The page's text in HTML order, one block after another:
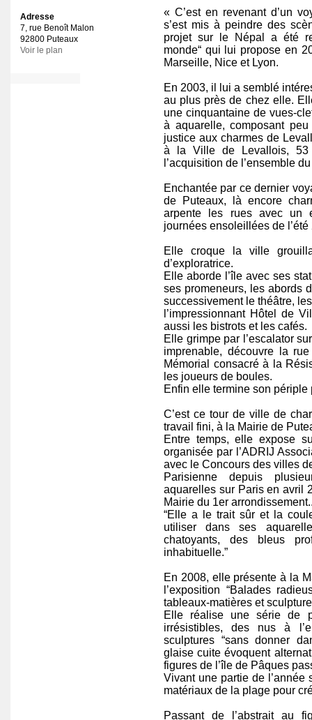
Adresse
7, rue Benoît Malon
92800 Puteaux
Voir le plan
« C’est en revenant d’un
s’est mis à peindre des
projet sur le Népal a été
monde“ qui lui propose en
Marseille, Nice et Lyon.
En 2003, il lui a semblé
au plus près de chez elle.
une cinquantaine de vues-
à aquarelle, composant
justice aux charmes de
à la Ville de Levallois, 53
l’acquisition de l’ensemble
Enchantée par ce dernier
de Puteaux, là encore
arpente les rues avec un
journées ensoleillées de l’été
Elle croque la ville
d’exploratrice.
Elle aborde l’île avec ses
ses promeneurs, les abords
successivement le théâtre,
l’impressionnant Hôtel de
aussi les bistrots et les cafés.
Elle grimpe par l’escalator
imprenable, découvre la
Mémorial consacré à la
les joueurs de boules.
Enfin elle termine son
C’est ce tour de ville de
travail fini, à la Mairie de
Entre temps, elle expose
organisée par l’ADRIJ
avec le Concours des villes
Parisienne depuis
aquarelles sur Paris en avril
Mairie du 1er
“Elle a le trait sûr et la
utiliser dans ses
chatoyants, des bleus
inhabituelle.”
En 2008, elle présente à la
l’exposition “Balades
tableaux-matières et
Elle réalise une série de
irrésistibles, des nus à
sculptures “sans donner
glaise cuite évoquent
figures de l’île de Pâques
Vivant une partie de l’année
matériaux de la plage pour
Passant de l’abstrait au